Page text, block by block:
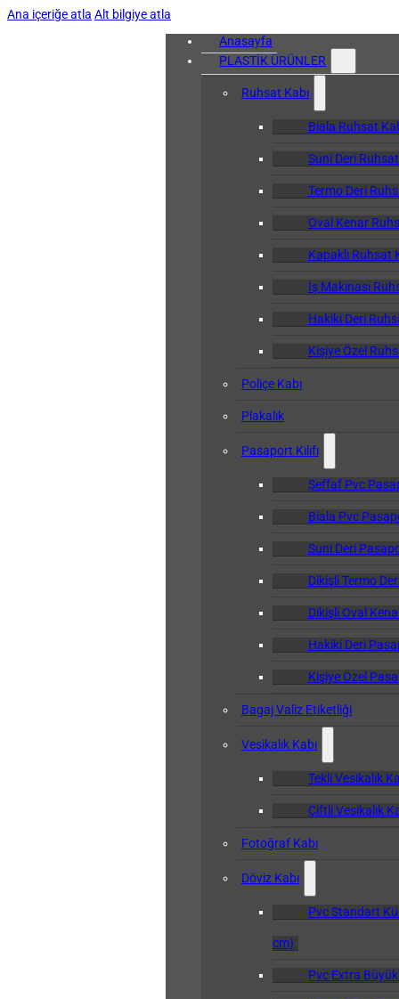
Ana içeriğe atla Alt bilgiye atla
Anasayfa
PLASTİK ÜRÜNLER
Ruhsat Kabı
Biala Ruhsat
Suni Deri Ruhsat
Termo Deri
Oval Kenar
Kapaklı Ruhsat
İş Makinası
Hakiki Deri
Kişiye Özel
Poliçe Kabı
Plakalık
Pasaport Kılıfı
Şeffaf Pvc
Biala Pvc
Suni Deri
Dikişli Termo
Dikişli Oval
Hakiki Deri
Kişiye Özel
Bagaj Valiz Etiketliği
Vesikalık Kabı
Tekli Vesikalık
Çiftli Vesikalık
Fotoğraf Kabı
Döviz Kabı
Pvc Standart
cm)
Pvc Extra